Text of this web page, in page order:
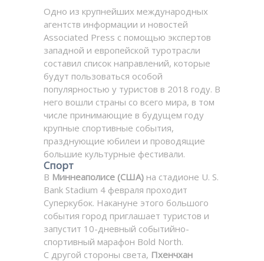
Одно из крупнейших международных
агентств информации и новостей
Associated Press с помощью экспертов
западной и европейской туротрасли
составил список направлений, которые
будут пользоваться особой
популярностью у туристов в 2018 году. В
него вошли страны со всего мира, в том
числе принимающие в будущем году
крупные спортивные события,
празднующие юбилеи и проводящие
большие культурные фестивали.
Спорт
В Миннеаполисе (США) на стадионе U. S.
Bank Stadium 4 февраля проходит
Суперкубок. Накануне этого большого
события город приглашает туристов и
запустит 10-дневный событийно-
спортивный марафон Bold North.
С другой стороны света, Пхенчхан